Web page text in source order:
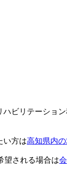
ビリテーショ
い方は高知県内
望される場合は